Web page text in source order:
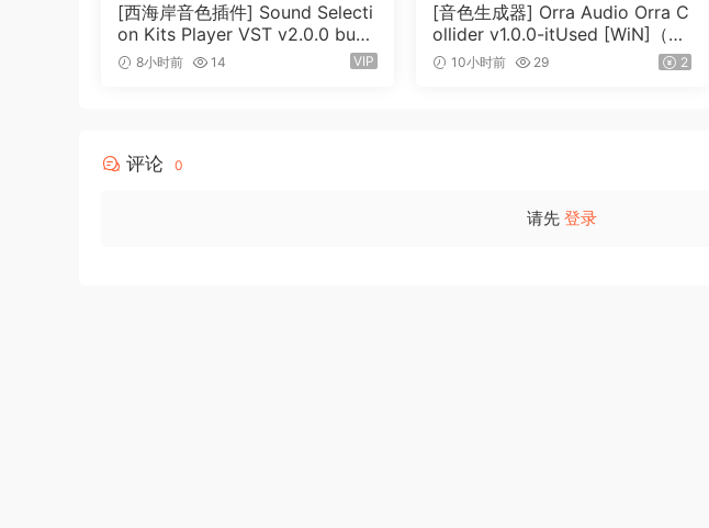
[西海岸音色插件] Sound Selecti
on Kits Player VST v2.0.0 bund
le-V.R [WiN]（3.26GB）
8小时前 14 VIP
[音色生成器] Orra Audio Orra C
ollider v1.0.0-itUsed [WiN]（5.1
2MB）
10小时前 29 2
评论 0
请先 登录